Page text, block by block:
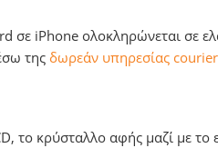
σε iPhone ολοκληρώνεται σε
της δωρεάν υπηρεσίας courier
κρύσταλλο αφής μαζί με το